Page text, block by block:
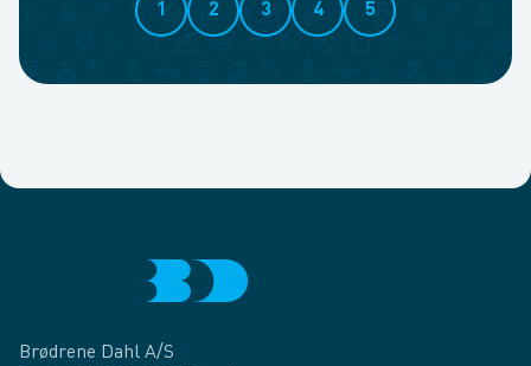
1 2 3 4 5
Brødrene Dahl A/S